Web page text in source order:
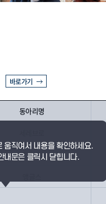
바로가기
동아리명
그림촌